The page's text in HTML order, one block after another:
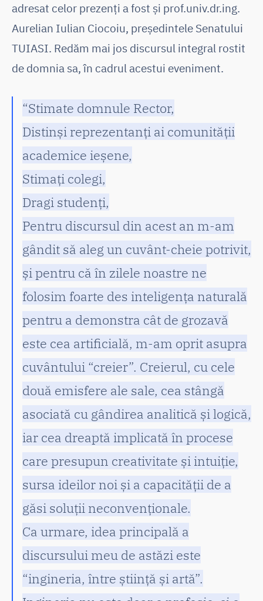
adresat celor prezenți a fost și prof.univ.dr.ing.
Aurelian Iulian Ciocoiu, președintele Senatului
TUIASI. Redăm mai jos discursul integral rostit
de domnia sa, în cadrul acestui eveniment.
“Stimate domnule Rector,
Distinși reprezentanți ai comunității
academice ieșene,
Stimați colegi,
Dragi studenți,
Pentru discursul din acest an m-am
gândit să aleg un cuvânt-cheie potrivit,
și pentru că în zilele noastre ne
folosim foarte des inteligența naturală
pentru a demonstra cât de grozavă
este cea artificială, m-am oprit asupra
cuvântului “creier”. Creierul, cu cele
două emisfere ale sale, cea stângă
asociată cu gândirea analitică și logică,
iar cea dreaptă implicată în procese
care presupun creativitate și intuiție,
sursa ideilor noi și a capacității de a
găsi soluții neconvenționale.
Ca urmare, idea principală a
discursului meu de astăzi este
“ingineria, între știință și artă”.